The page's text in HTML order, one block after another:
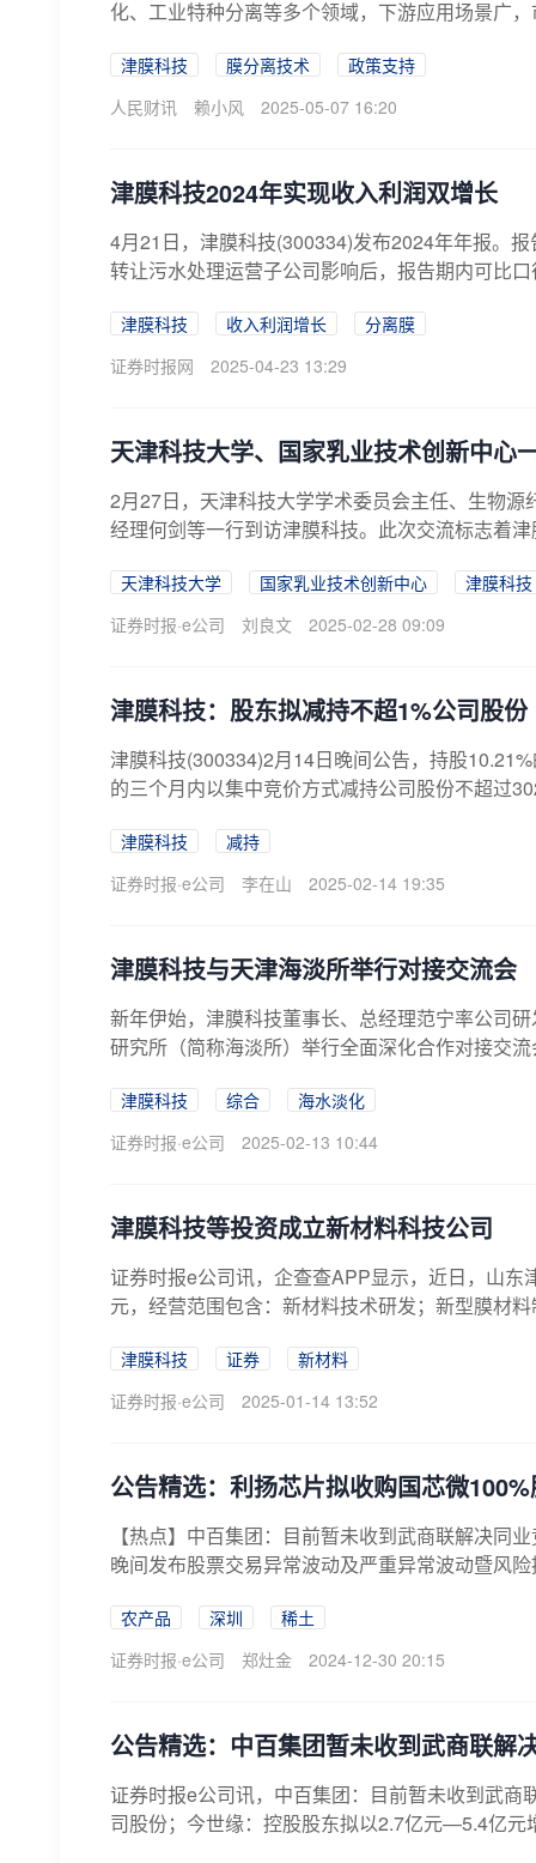
化、工业特种分离等多个领域，下游应用场景广
津膜科技 膜分离技术
政策支持
人民财讯
赖小风 2025-05-07 16:20
津膜科技2024年实现收入利润双增长
4月21日，津膜科技(300334)发布2024年年报。
转让污水处理运营子公司影响后，报告期内可比
津膜科技 收入利润增长
分离膜
证券时报网
2025-04-23 13:29
天津科技大学、国家乳业技术创新中心
2月27日，天津科技大学学术委员会主任、生物
经理何剑等一行到访津膜科技。此次交流标志着
天津科技大学 国家乳业技术创新中心
津膜科技
证券时报·e公司
刘良文 2025-02-28 09:09
津膜科技：股东拟减持不超1%公司股份
津膜科技(300334)2月14日晚间公告，持股
的三个月内以集中竞价方式减持公司股份不超过
津膜科技
减持
证券时报·e公司
李在山 2025-02-14 19:35
津膜科技与天津海淡所举行对接交流会
新年伊始，津膜科技董事长、总经理范宁率公司
研究所（简称海淡所）举行全面深化合作对接交
津膜科技 综合
海水淡化
证券时报·e公司
2025-02-13 10:44
津膜科技等投资成立新材料科技公司
证券时报e公司讯，企查查APP显示，近日，山
元，经营范围包含：新材料技术研发；新型膜材
津膜科技 证券
新材料
证券时报·e公司
2025-01-14 13:52
公告精选：利扬芯片拟收购国芯微
【热点】中百集团：目前暂未收到武商联解决同
晚间发布股票交易异常波动及严重异常波动暨风
农产品 深圳
稀土
证券时报·e公司
郑灶金 2024-12-30 20:15
公告精选：中百集团暂未收到武商联解
证券时报e公司讯，中百集团：目前暂未收到武
司股份；今世缘：控股股东拟以2.7亿元—5.4亿